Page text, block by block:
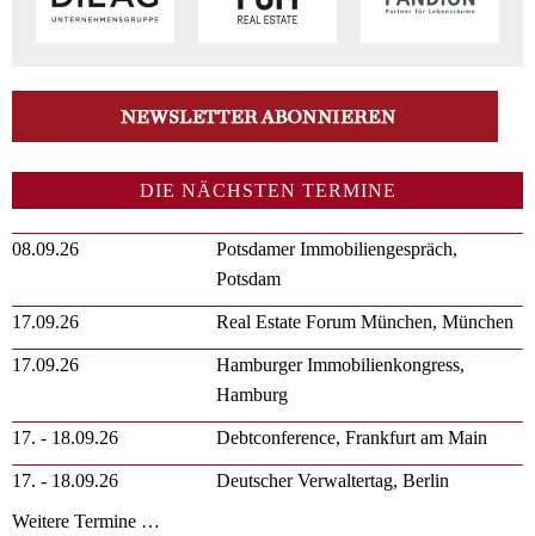
DIE NÄCHSTEN TERMINE
08.09.26
Potsdamer Immobiliengespräch,
Potsdam
17.09.26 Real Estate Forum München, München
17.09.26
Hamburger Immobilienkongress,
Hamburg
17. - 18.09.26 Debtconference, Frankfurt am Main
17. - 18.09.26
Deutscher Verwaltertag, Berlin
Weitere Termine …